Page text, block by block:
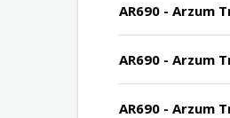
AR690 - Arzum
AR690 - Arzum
AR690 - Arzum